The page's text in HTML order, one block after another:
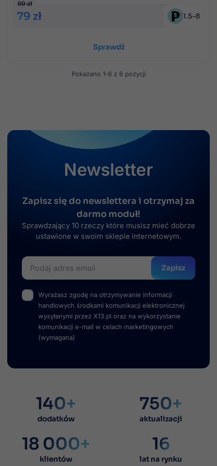
99 zł
79 zł 1.5-8
Sprawdź
Pokazano 1-6 z 6 pozycji
Newsletter
Zapisz się do newslettera i otrzymaj za
darmo moduł!
Sprawdzający 10 rzeczy które musisz mieć dobrze
ustawione w swoim sklepie internetowym.
Zapisz
Wyrażasz zgodę na otrzymywanie informacji
handlowych środkami komunikacji elektronicznej
wysyłanymi przez X13.pl oraz na wykorzystanie
komunikacji e-mail w celach marketingowych
(wymagana)
140+
dodatków
750+
aktualizacji
18 000+
klientów
16
lat na rynku